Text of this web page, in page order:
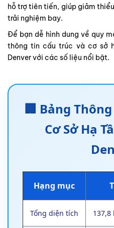
hỗ trợ tiên tiến, giúp giảm
trải nghiệm bay.
Để bạn dễ hình dung về quy
thông tin cấu trúc và cơ sở
Denver với các số liệu nổi bật.
🏢 Bảng
Cơ Sở Hạ
Hạng mục
Tổng diện tích 137,8